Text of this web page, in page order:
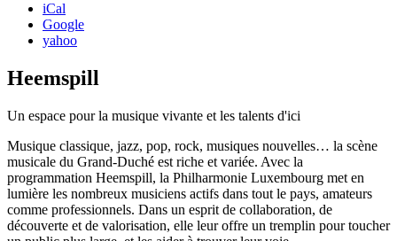
iCal
Google
yahoo
Heemspill
Un espace pour la musique vivante et les talents d'ici
Musique classique, jazz, pop, rock, musiques nouvelles… la scène
musicale du Grand-Duché est riche et variée. Avec la
programmation Heemspill, la Philharmonie Luxembourg met en
lumière les nombreux musiciens actifs dans tout le pays, amateurs
comme professionnels. Dans un esprit de collaboration, de
découverte et de valorisation, elle leur offre un tremplin pour toucher